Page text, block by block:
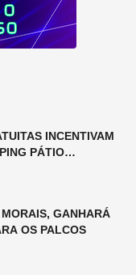
INCENTIVAM
PÁTIO
GANHARÁ
OS PALCOS